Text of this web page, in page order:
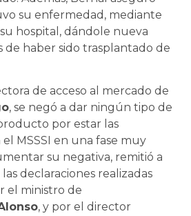
su enfermedad, mediante
hospital, dándole nueva
de haber sido trasplantado de
de acceso al mercado de
, se negó a dar ningún tipo de
por estar las
MSSSI en una fase muy
su negativa, remitió a
declaraciones realizadas
el ministro de
, y por el director